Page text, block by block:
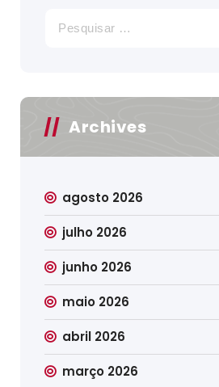
por:
Archives
agosto 2026
julho 2026
junho 2026
maio 2026
abril 2026
março 2026